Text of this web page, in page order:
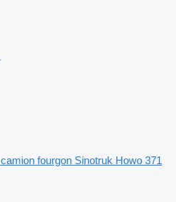
camion fourgon Sinotruk Howo 371